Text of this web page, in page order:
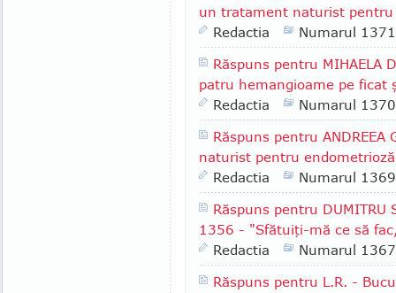
un tratament naturist pentru
Redactia
Numarul 1371
Răspuns pentru MIHAELA
patru hemangioame pe ficat
Redactia
Numarul 1370
Răspuns pentru
naturist pentru
Redactia
Numarul 1369
Răspuns pentru
1356 - "Sfătuiţi-mă ce să
Redactia
Numarul 1367
Răspuns pentru L.R. -